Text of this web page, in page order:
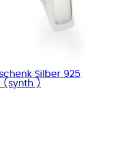
Silber 925
(synth.)